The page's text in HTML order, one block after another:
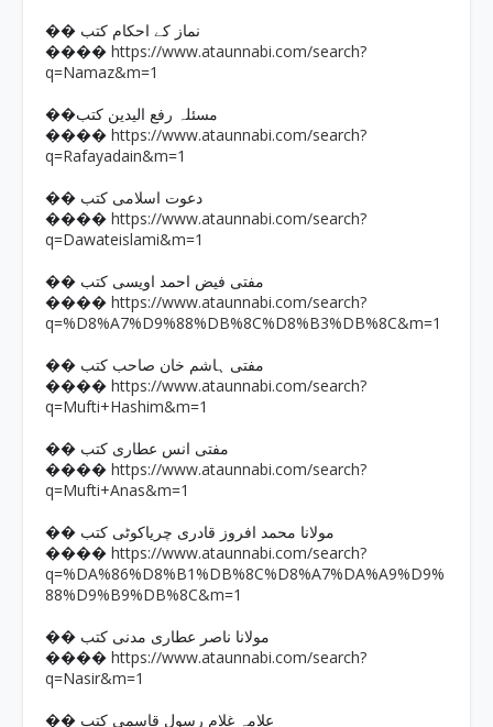
�� نماز کے احکام کتب
���� https://www.ataunnabi.com/search?
q=Namaz&m=1
��مسئلہ رفع الیدین کتب
���� https://www.ataunnabi.com/search?
q=Rafayadain&m=1
�� دعوت اسلامی کتب
���� https://www.ataunnabi.com/search?
q=Dawateislami&m=1
�� مفتی فیض احمد اویسی کتب
���� https://www.ataunnabi.com/search?
q=%D8%A7%D9%88%DB%8C%D8%B3%DB%8C&m=1
�� مفتی ہاشم خان صاحب کتب
���� https://www.ataunnabi.com/search?
q=Mufti+Hashim&m=1
�� مفتی انس عطاری کتب
���� https://www.ataunnabi.com/search?
q=Mufti+Anas&m=1
�� مولانا محمد افروز قادری چریاکوٹی کتب
���� https://www.ataunnabi.com/search?
q=%DA%86%D8%B1%DB%8C%D8%A7%DA%A9%D9%
88%D9%B9%DB%8C&m=1
�� مولانا ناصر عطاری مدنی کتب
���� https://www.ataunnabi.com/search?
q=Nasir&m=1
�� علامہ غلام رسول قاسمی کتب